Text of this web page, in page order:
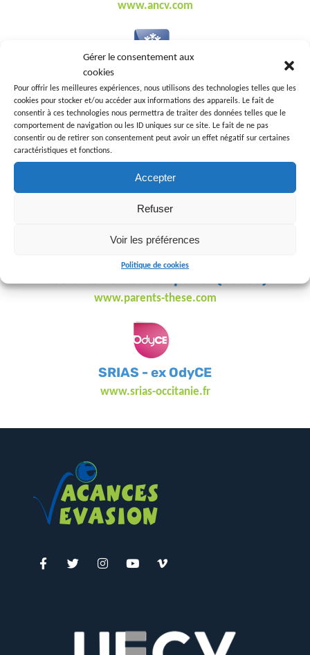
Gérer le consentement aux
cookies
Pour offrir les meilleures expériences, nous utilisons des technologies telles que les
cookies pour stocker et/ou accéder aux informations des appareils. Le fait de
consentir à ces technologies nous permettra de traiter des données telles que le
comportement de navigation ou les ID uniques sur ce site. Le fait de ne pas
consentir ou de retirer son consentement peut avoir un effet négatif sur certaines
caractéristiques et fonctions.
Accepter
Refuser
Voir les préférences
Politique de cookies
www.ancv.com
Allocations Familiales - CAF
www.caf.fr
Calendrier Scolaire
www.education.gouv.fr/calendrier-scolaire
www.parents-these.com
SRIAS - ex OdyCE
www.srias-occitanie.fr